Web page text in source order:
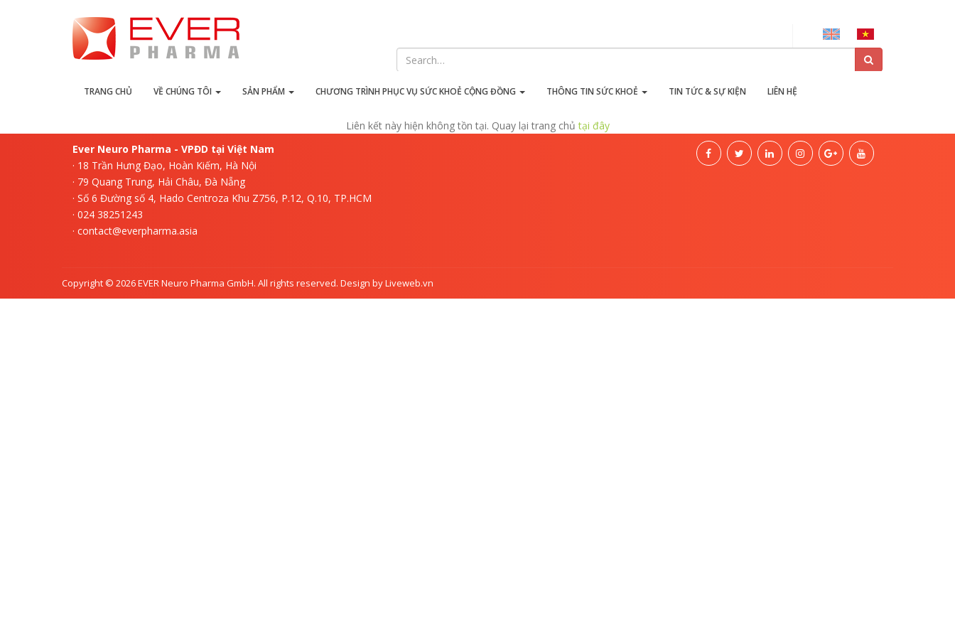
TRANG CHỦ VỀ CHÚNG TÔI SẢN PHẨM CHƯƠNG TRÌNH PHỤC VỤ SỨC KHOẺ CỘNG ĐỒNG THÔNG TIN SỨC KHOẺ TIN TỨC & SỰ KIỆN LIÊN HỆ
Liên kết này hiện không tồn tại
Liên kết này hiện không tồn tại. Quay lại trang chủtại đây
Ever Neuro Pharma - VPĐD tại Việt Nam
· 18 Trần Hưng Đạo, Hoàn Kiếm, Hà Nội
· 79 Quang Trung, Hải Châu, Đà Nẵng
· Số 6 Đường số 4, Hado Centroza Khu Z756, P.12, Q.10, TP.HCM
· 024 38251243
· contact@everpharma.asia
Copyright © 2026 EVER Neuro Pharma GmbH. All rights reserved. Design by Liveweb.vn